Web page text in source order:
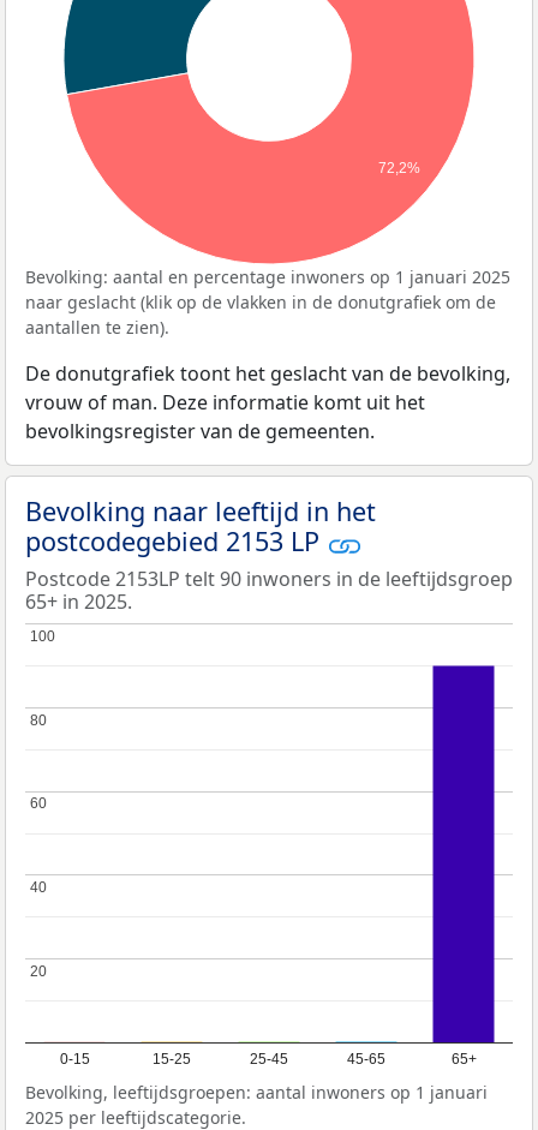
72,2%
Bevolking: aantal en percentage inwoners op 1 januari 2025
naar geslacht (klik op de vlakken in de donutgrafiek om de
aantallen te zien).
De donutgrafiek toont het geslacht van de bevolking,
vrouw of man. Deze informatie komt uit het
bevolkingsregister van de gemeenten.
Bevolking naar leeftijd in het
postcodegebied 2153 LP
Postcode 2153LP telt 90 inwoners in de leeftijdsgroep
65+ in 2025.
0-15 15-25 25-45 45-65 65+
20
20
40
40
60
60
80
80
100
100
Bevolking, leeftijdsgroepen: aantal inwoners op 1 januari
2025 per leeftijdscategorie.